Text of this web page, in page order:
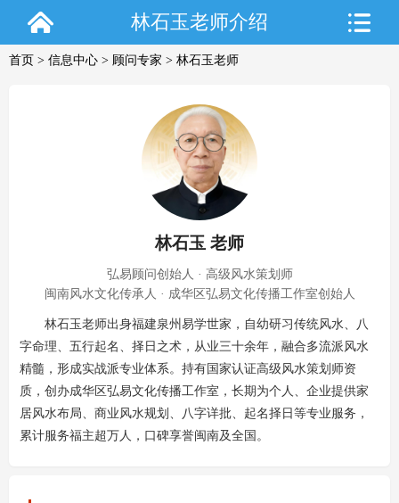
林石玉老师介绍
首页 > 信息中心 > 顾问专家 > 林石玉老师
林石玉 老师
弘易顾问创始人 · 高级风水策划师
闽南风水文化传承人 · 成华区弘易文化传播工作室创始人
林石玉老师出身福建泉州易学世家，自幼研习传统风水、八
字命理、五行起名、择日之术，从业三十余年，融合多流派风水
精髓，形成实战派专业体系。持有国家认证高级风水策划师资
质，创办成华区弘易文化传播工作室，长期为个人、企业提供家
居风水布局、商业风水规划、八字详批、起名择日等专业服务，
累计服务福主超万人，口碑享誉闽南及全国。